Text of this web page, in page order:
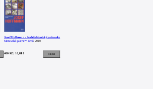
Josef Hoffmann - Architektonický průvodce
Moravská galerie v Brně, 2010
400 Kč | 16,81 €